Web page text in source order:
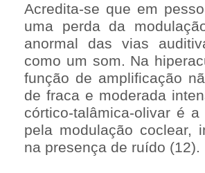
Acredita-se que em
uma perda da
anormal das vias
como um som. Na
função de amplificação
de fraca e moderada
córtico-talâmica-olivar é
pela modulação coclear,
na presença de ruído (12).